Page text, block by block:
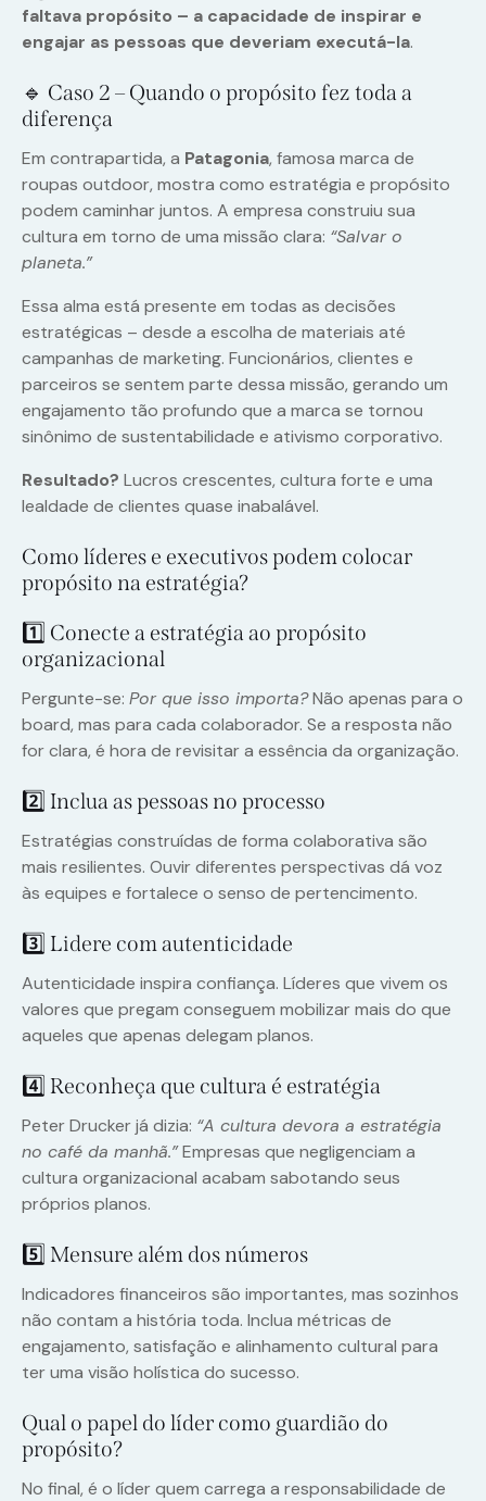
faltava propósito – a capacidade de inspirar e
engajar as pessoas que deveriam executá-la.
🔹 Caso 2 – Quando o propósito fez toda a
diferença
Em contrapartida, a Patagonia, famosa marca de
roupas outdoor, mostra como estratégia e propósito
podem caminhar juntos. A empresa construiu sua
cultura em torno de uma missão clara: “Salvar o
planeta.”
Essa alma está presente em todas as decisões
estratégicas – desde a escolha de materiais até
campanhas de marketing. Funcionários, clientes e
parceiros se sentem parte dessa missão, gerando um
engajamento tão profundo que a marca se tornou
sinônimo de sustentabilidade e ativismo corporativo.
Resultado? Lucros crescentes, cultura forte e uma
lealdade de clientes quase inabalável.
Como líderes e executivos podem colocar
propósito na estratégia?
1️⃣ Conecte a estratégia ao propósito
organizacional
Pergunte-se: Por que isso importa?Não apenas para o
board, mas para cada colaborador. Se a resposta não
for clara, é hora de revisitar a essência da organização.
2️⃣ Inclua as pessoas no processo
Estratégias construídas de forma colaborativa são
mais resilientes. Ouvir diferentes perspectivas dá voz
às equipes e fortalece o senso de pertencimento.
3️⃣ Lidere com autenticidade
Autenticidade inspira confiança. Líderes que vivem os
valores que pregam conseguem mobilizar mais do que
aqueles que apenas delegam planos.
4️⃣ Reconheça que cultura é estratégia
Peter Drucker já dizia: “A cultura devora a estratégia
no café da manhã.”Empresas que negligenciam a
cultura organizacional acabam sabotando seus
próprios planos.
5️⃣ Mensure além dos números
Indicadores financeiros são importantes, mas sozinhos
não contam a história toda. Inclua métricas de
engajamento, satisfação e alinhamento cultural para
ter uma visão holística do sucesso.
Qual o papel do líder como guardião do
propósito?
No final, é o líder quem carrega a responsabilidade de